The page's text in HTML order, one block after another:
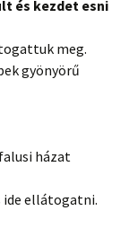
és kezdet esni
meg.
gyönyörű
házat
ellátogatni.